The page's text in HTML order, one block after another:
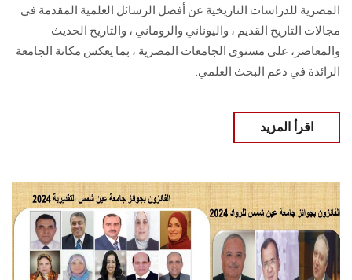
المصرية للدراسات التاريخية عن أفضل الرسائل العلمية المقدمة في
مجالات التاريخ القديم ، واليوناني والروماني ، والتاريخ الحديث
والمعاصر، على مستوى الجامعات المصرية ، بما يعكس مكانة الجامعة
الرائدة في دعم البحث العلمي.
اقرأ المزيد